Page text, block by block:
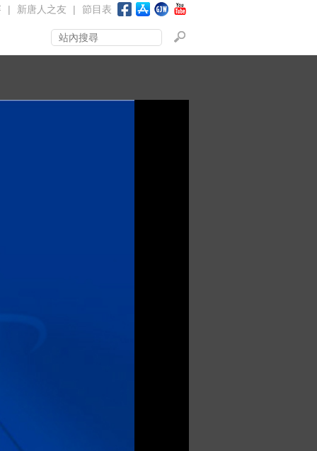
| 新唐人之友 | 節目表